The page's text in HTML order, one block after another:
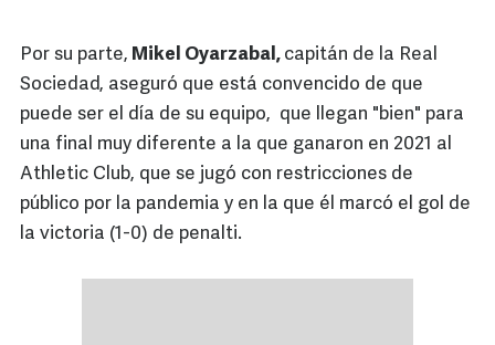
Por su parte, Mikel Oyarzabal, capitán de la Real
Sociedad, aseguró que está convencido de que
puede ser el día de su equipo, que llegan "bien" para
una final muy diferente a la que ganaron en 2021 al
Athletic Club, que se jugó con restricciones de
público por la pandemia y en la que él marcó el gol de
la victoria (1-0) de penalti.